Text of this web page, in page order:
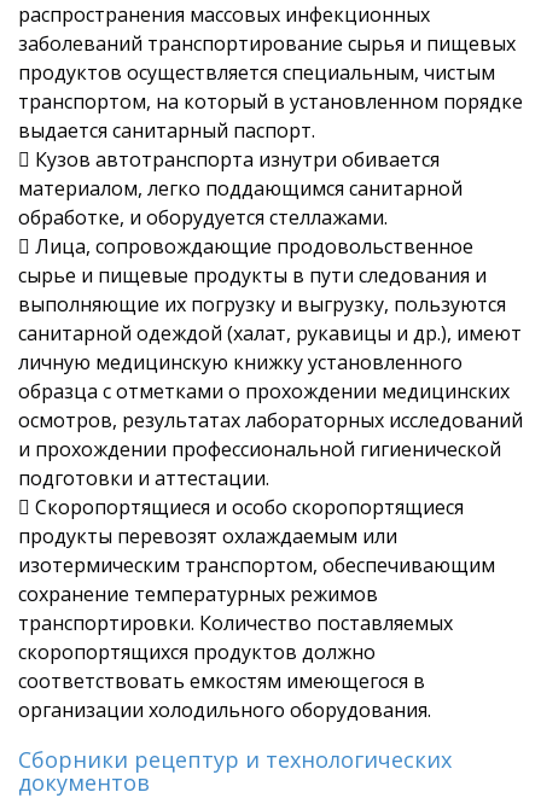
распространения массовых инфекционных
заболеваний транспортирование сырья и пищевых
продуктов осуществляется специальным, чистым
транспортом, на который в установленном порядке
выдается санитарный паспорт.
 Кузов автотранспорта изнутри обивается
материалом, легко поддающимся санитарной
обработке, и оборудуется стеллажами.
 Лица, сопровождающие продовольственное
сырье и пищевые продукты в пути следования и
выполняющие их погрузку и выгрузку, пользуются
санитарной одеждой (халат, рукавицы и др.), имеют
личную медицинскую книжку установленного
образца с отметками о прохождении медицинских
осмотров, результатах лабораторных исследований
и прохождении профессиональной гигиенической
подготовки и аттестации.
 Скоропортящиеся и особо скоропортящиеся
продукты перевозят охлаждаемым или
изотермическим транспортом, обеспечивающим
сохранение температурных режимов
транспортировки. Количество поставляемых
скоропортящихся продуктов должно
соответствовать емкостям имеющегося в
организации холодильного оборудования.
Сборники рецептур и технологических
документов